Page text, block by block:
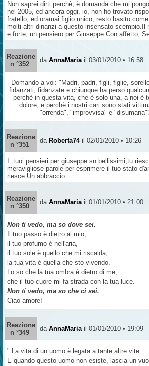
Non saprei dirti perchè, è domanda che mi
nel 2005, ed ancora oggi, io, non ho trovato
fratello, ed oramai figlio unico, resto basito
molti altri dinanzi a questo insensato scempio.Il
e forte, un pensiero per Giuseppe.Con affetto,
Reazione
n °352
da AnnaMaria il 03/01/2010 • 16:58
Domando a voi: "Madri, padri, figli, figlie,
fidanzati, fidanzate e chiunque ha perso
perchè in questa vita, che è solo una, a noi è
dolore, e perchè i nostri cari sono stati
"orrenda", "improvvisa" e
Reazione
n °351
da Roberta74 il 02/01/2010 • 10:26
I tuoi pensieri per giuseppe sn bellissimi,tu
meravigliose parole per esprimere il tuo stato
riesce.Un abbraccio.
Reazione
n °350
da AnnaMaria il 01/01/2010 • 21:00
Non ti vedo, ma so dove sei.
Il tuo passo è dietro al mio,
il tuo profumo è nell'aria,
il tuo sole è quello che mi riscalda,
la tua vita è quella che sto vivendo.
Lo so che la tua ombra è dietro di me,
che il tuo cuore mi fa strada con la tua luce.
Non ti vedo, ma so che ci sei.
Ciao amore!
Reazione
n °349
da AnnaMaria il 01/01/2010 • 19:09
" La vita di un uomo è legata a tante altre vite.
E quando questo uomo non esiste, lascia un